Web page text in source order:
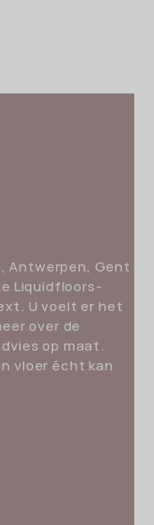
Antwerpen, Gent
Liquidfloors-
U voelt er het
over de
op maat.
vloer écht kan